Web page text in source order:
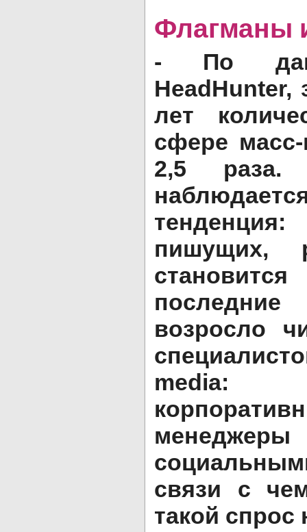
Флагманы
- По
HeadHunter,
лет
сфере
2,5
пишущих,
возросло
media:
связи с
такой спрос